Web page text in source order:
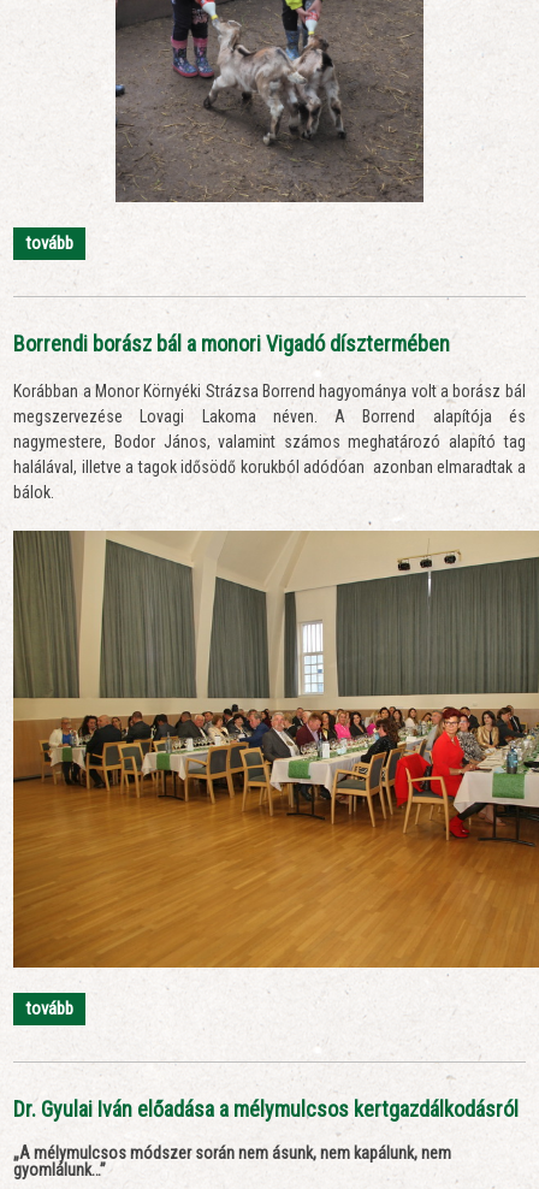
tovább
Borrendi borász bál a monori Vigadó dísztermében
Korábban a Monor Környéki Strázsa Borrend hagyománya volt a borász bál
megszervezése Lovagi Lakoma néven. A Borrend alapítója és
nagymestere, Bodor János, valamint számos meghatározó alapító tag
halálával, illetve a tagok idősödő korukból adódóan azonban elmaradtak a
bálok.
tovább
Dr. Gyulai Iván előadása a mélymulcsos kertgazdálkodásról
„A mélymulcsos módszer során nem ásunk, nem kapálunk, nem
gyomlálunk…”